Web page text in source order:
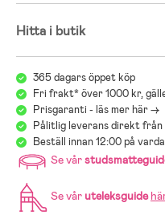
Hitta i butik
365 dagars öppet köp
Fri frakt* över 1000 kr,
Prisgaranti - läs mer här ->
Pålitlig leverans direkt från
Beställ innan 12:00 på
Se vår
Se vår uteleksguide